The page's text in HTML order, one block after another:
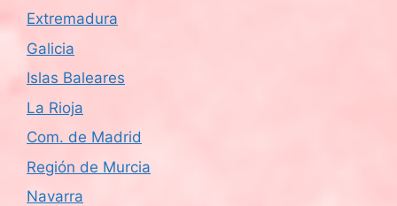
Extremadura
Galicia
Islas Baleares
La Rioja
Com. de Madrid
Región de Murcia
Navarra